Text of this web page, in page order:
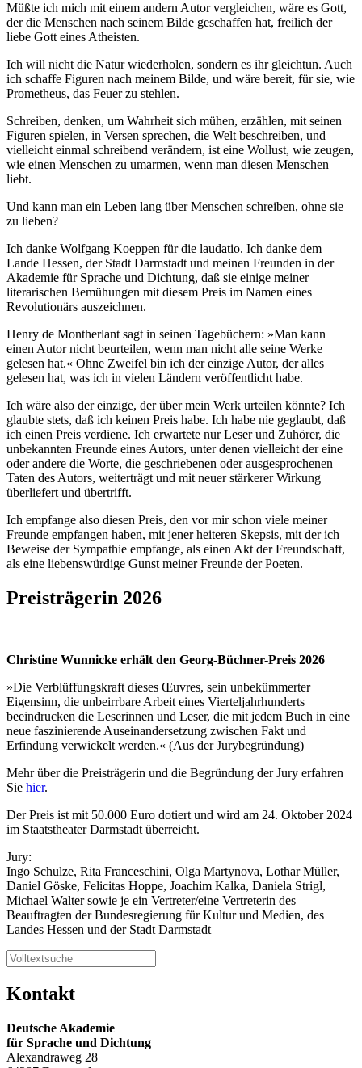
Müßte ich mich mit einem andern Autor vergleichen, wäre es Gott,
der die Menschen nach seinem Bilde geschaffen hat, freilich der
liebe Gott eines Atheisten.
Ich will nicht die Natur wiederholen, sondern es ihr gleichtun. Auch
ich schaffe Figuren nach meinem Bilde, und wäre bereit, für sie, wie
Prometheus, das Feuer zu stehlen.
Schreiben, denken, um Wahrheit sich mühen, erzählen, mit seinen
Figuren spielen, in Versen sprechen, die Welt beschreiben, und
vielleicht einmal schreibend verändern, ist eine Wollust, wie zeugen,
wie einen Menschen zu umarmen, wenn man diesen Menschen
liebt.
Und kann man ein Leben lang über Menschen schreiben, ohne sie
zu lieben?
Ich danke Wolfgang Koeppen für die laudatio. Ich danke dem
Lande Hessen, der Stadt Darmstadt und meinen Freunden in der
Akademie für Sprache und Dichtung, daß sie einige meiner
literarischen Bemühungen mit diesem Preis im Namen eines
Revolutionärs auszeichnen.
Henry de Montherlant sagt in seinen Tagebüchern: »Man kann
einen Autor nicht beurteilen, wenn man nicht alle seine Werke
gelesen hat.« Ohne Zweifel bin ich der einzige Autor, der alles
gelesen hat, was ich in vielen Ländern veröffentlicht habe.
Ich wäre also der einzige, der über mein Werk urteilen könnte? Ich
glaubte stets, daß ich keinen Preis habe. Ich habe nie geglaubt, daß
ich einen Preis verdiene. Ich erwartete nur Leser und Zuhörer, die
unbekannten Freunde eines Autors, unter denen vielleicht der eine
oder andere die Worte, die geschriebenen oder ausgesprochenen
Taten des Autors, weiterträgt und mit neuer stärkerer Wirkung
überliefert und übertrifft.
Ich empfange also diesen Preis, den vor mir schon viele meiner
Freunde empfangen haben, mit jener heiteren Skepsis, mit der ich
Beweise der Sympathie empfange, als einen Akt der Freundschaft,
als eine liebenswürdige Gunst meiner Freunde der Poeten.
Preisträgerin 2026
Christine Wunnicke erhält den Georg-Büchner-Preis 2026
»Die Verblüffungskraft dieses Œuvres, sein unbekümmerter
Eigensinn, die unbeirrbare Arbeit eines Vierteljahrhunderts
beeindrucken die Leserinnen und Leser, die mit jedem Buch in eine
neue faszinierende Auseinandersetzung zwischen Fakt und
Erfindung verwickelt werden.« (Aus der Jurybegründung)
Mehr über die Preisträgerin und die Begründung der Jury erfahren
Sie hier.
Der Preis ist mit 50.000 Euro dotiert und wird am 24. Oktober 2024
im Staatstheater Darmstadt überreicht.
Jury:
Ingo Schulze, Rita Franceschini, Olga Martynova, Lothar Müller,
Daniel Göske, Felicitas Hoppe, Joachim Kalka, Daniela Strigl,
Michael Walter sowie je ein Vertreter/eine Vertreterin des
Beauftragten der Bundesregierung für Kultur und Medien, des
Landes Hessen und der Stadt Darmstadt
Kontakt
Deutsche Akademie
für Sprache und Dichtung
Alexandraweg 28